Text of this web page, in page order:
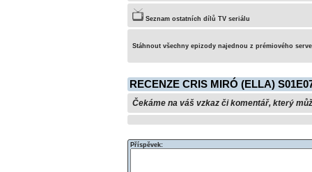
Seznam ostatních dílů TV seriálu
Stáhnout všechny epizody najednou z prémiového
RECENZE CRIS MIRÓ (ELLA)
Čekáme na váš vzkaz či komentář, který
Příspěvek: